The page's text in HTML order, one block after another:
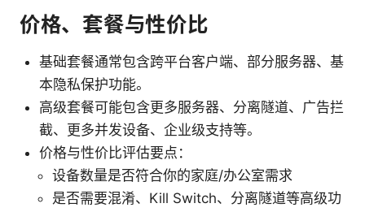
价格、套餐与性价比
基础套餐通常包含跨平台客户端、部分服务器、基
本隐私保护功能。
高级套餐可能包含更多服务器、分离隧道、广告拦
截、更多并发设备、企业级支持等。
价格与性价比评估要点：
设备数量是否符合你的家庭/办公室需求
是否需要混淆、Kill Switch、分离隧道等高级功